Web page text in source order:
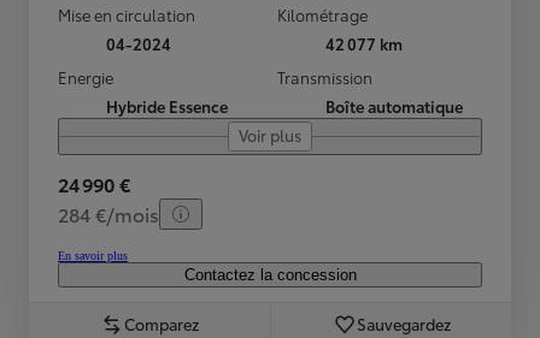
Mise en circulation
04-2024
Kilométrage
42 077 km
Energie
Hybride Essence
Transmission
Boîte automatique
Voir plus
24 990 €
284 €/mois
En savoir plus
Contactez la concession
Comparez Sauvegardez